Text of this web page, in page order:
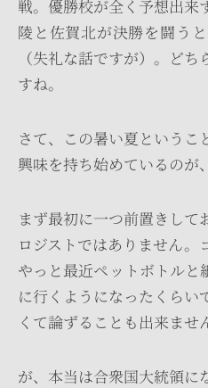
戦。優勝校が全く予想出来
陵と佐賀北が決勝を闘う
（失礼な話ですが）。ど
すね。
さて、この暑い夏というこ
興味を持ち始めているのが
まず最初に一つ前置きして
ロジストではありません。
やっと最近ペットボトルと
に行くようになったくらい
くて論ずることも出来ませ
が、本当は合衆国大統領に